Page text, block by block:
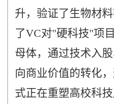
升，验证了生物材
了VC对"硬科技"项
母体，通过技术入
向商业价值的转化
式正在重塑高校科